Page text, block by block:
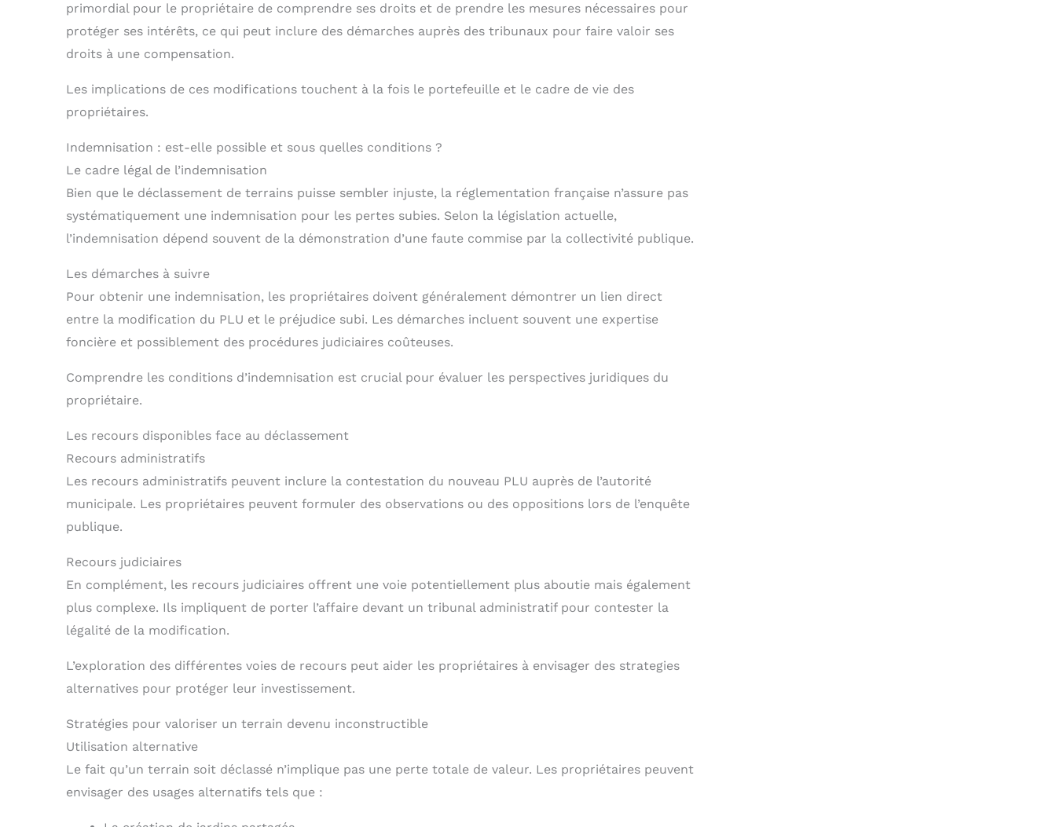
primordial pour le propriétaire de comprendre ses droits et de prendre les mesures nécessaires pour
protéger ses intérêts, ce qui peut inclure des démarches auprès des tribunaux pour faire valoir ses
droits à une compensation.
Les implications de ces modifications touchent à la fois le portefeuille et le cadre de vie des
propriétaires.
Indemnisation : est-elle possible et sous quelles conditions ?
Le cadre légal de l’indemnisation
Bien que le déclassement de terrains puisse sembler injuste, la réglementation française n’assure pas
systématiquement une indemnisation pour les pertes subies. Selon la législation actuelle,
l’indemnisation dépend souvent de la démonstration d’une faute commise par la collectivité publique.
Les démarches à suivre
Pour obtenir une indemnisation, les propriétaires doivent généralement démontrer un lien direct
entre la modification du PLU et le préjudice subi. Les démarches incluent souvent une expertise
foncière et possiblement des procédures judiciaires coûteuses.
Comprendre les conditions d’indemnisation est crucial pour évaluer les perspectives juridiques du
propriétaire.
Les recours disponibles face au déclassement
Recours administratifs
Les recours administratifs peuvent inclure la contestation du nouveau PLU auprès de l’autorité
municipale. Les propriétaires peuvent formuler des observations ou des oppositions lors de l’enquête
publique.
Recours judiciaires
En complément, les recours judiciaires offrent une voie potentiellement plus aboutie mais également
plus complexe. Ils impliquent de porter l’affaire devant un tribunal administratif pour contester la
légalité de la modification.
L’exploration des différentes voies de recours peut aider les propriétaires à envisager des strategies
alternatives pour protéger leur investissement.
Stratégies pour valoriser un terrain devenu inconstructible
Utilisation alternative
Le fait qu’un terrain soit déclassé n’implique pas une perte totale de valeur. Les propriétaires peuvent
envisager des usages alternatifs tels que :